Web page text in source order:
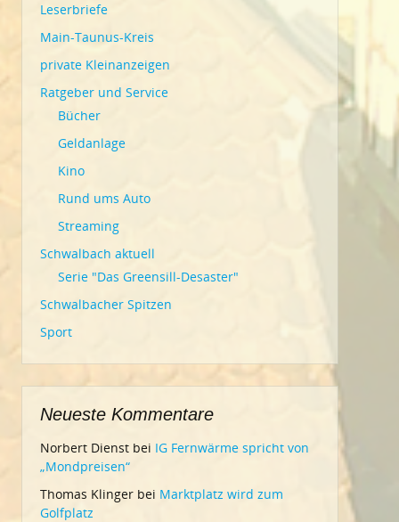
Leserbriefe
Main-Taunus-Kreis
private Kleinanzeigen
Ratgeber und Service
Bücher
Geldanlage
Kino
Rund ums Auto
Streaming
Schwalbach aktuell
Serie "Das Greensill-Desaster"
Schwalbacher Spitzen
Sport
Neueste Kommentare
Norbert Dienst bei IG Fernwärme spricht von
„Mondpreisen“
Thomas Klinger bei Marktplatz wird zum
Golfplatz